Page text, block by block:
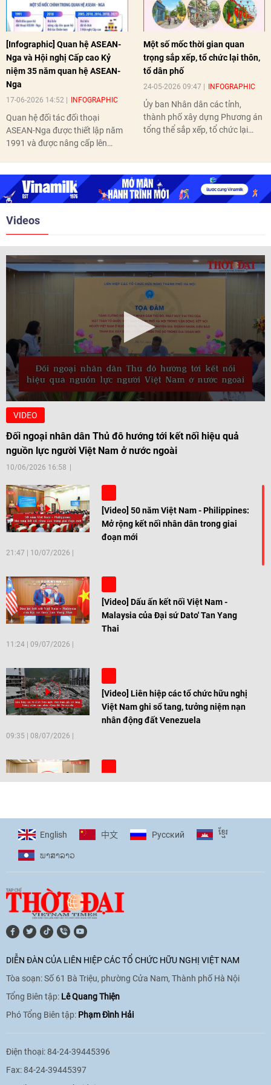
[Infographic] Quan hệ ASEAN-
Nga và Hội nghị Cấp cao Kỷ
niệm 35 năm quan hệ ASEAN-
Nga
17-06-2026 14:52 INFOGRAPHIC
Quan hệ đối tác đối thoại
ASEAN-Nga được thiết lập năm
1991 và được nâng cấp lên
nghị Cấp cao vào các năm 2005,
2010, 2016, 2018, 2021.
Một số mốc thời gian quan
trọng sắp xếp, tổ chức lại thôn,
tổ dân phố
24-05-2026 09:47 INFOGRAPHIC
Ủy ban Nhân dân các tỉnh,
thành phố xây dựng Phương án
tổng thể sắp xếp, tổ chức lại
Videos
VIDEO
Đối ngoại nhân dân Thủ đô hướng tới kết nối hiệu quả
nguồn lực người Việt Nam ở nước ngoài
10/06/2026 16:58
[Video] 50 năm Việt Nam - Philippines:
Mở rộng kết nối nhân dân trong giai
đoạn mới
21:47 10/07/2026
[Video] Dấu ấn kết nối Việt Nam -
Malaysia của Đại sứ Dato' Tan Yang
Thai
11:24 09/07/2026
[Video] Liên hiệp các tổ chức hữu nghị
Việt Nam ghi sổ tang, tưởng niệm nạn
nhân động đất Venezuela
09:35 08/07/2026
[Video] Trẻ em Đông Á cùng kiến tạo
11:10|17/06/2026
hòa bình, hữu nghị giữa các dân tộc"
cho Đại sứ Hungary tại Việt Nam
17:25| 13/06/2026
English 中文 Pусский ខ្មែរ
ພາ​ສາ​ລາວ
DIỄN ĐÀN CỦA LIÊN HIỆP CÁC TỔ CHỨC HỮU NGHỊ VIỆT NAM
Tòa soạn: Số 61 Bà Triệu, phường Cửa Nam, Thành phố Hà Nội
Tổng Biên tập: Lê Quang Thiện
Phó Tổng Biên tập: Phạm Đình Hải
Điện thoại: 84-24-39445396
Fax: 84-24-39445397